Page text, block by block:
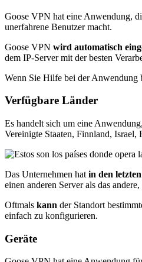
Goose VPN hat eine Anwendung,
unerfahrene Benutzer macht.
Goose VPN wird automatisch
dem IP-Server mit der besten
Wenn Sie Hilfe bei der Anwendung
Verfügbare Länder
Es handelt sich um eine
Vereinigte Staaten, Finnland,
Das Unternehmen hat in den
einen anderen Server als das
Oftmals kann der Standort
einfach zu konfigurieren.
Geräte